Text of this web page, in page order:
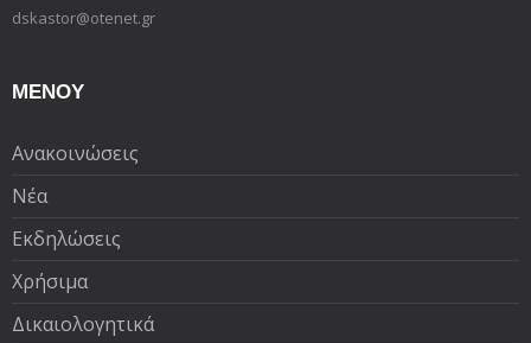
dskastor@otenet.gr
ΜΕΝΟΥ
Ανακοινώσεις
Νέα
Εκδηλώσεις
Χρήσιμα
Δικαιολογητικά